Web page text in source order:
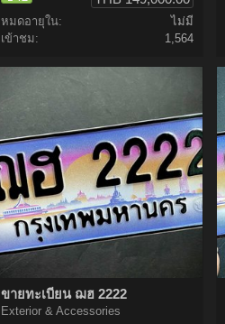
หมดอายุใน:
ไม่มี
เข้าชม:
1,564
ขายทะเบียน ฌฮ 2222
Exterior & Accessories